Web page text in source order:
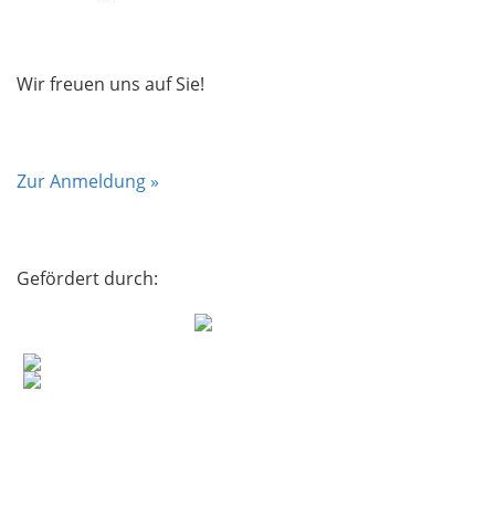
Wir freuen uns auf Sie!
Zur Anmeldung »
Gefördert durch: